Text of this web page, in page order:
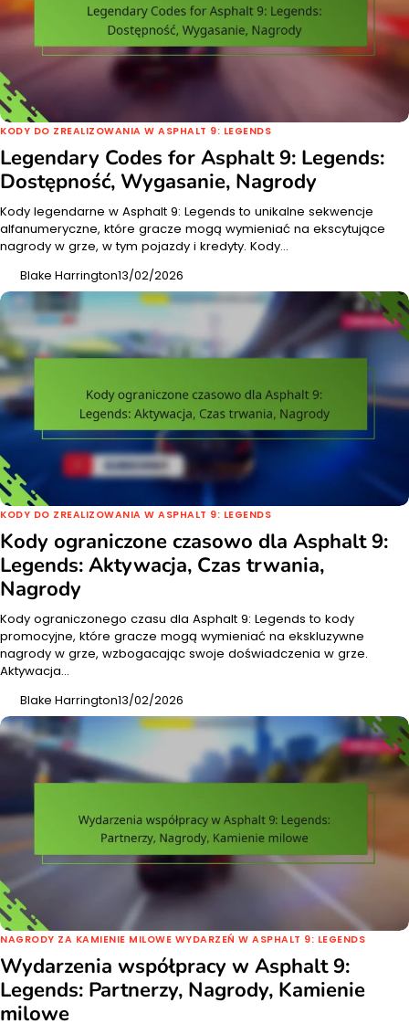
KODY DO ZREALIZOWANIA W ASPHALT 9: LEGENDS
Legendary Codes for Asphalt 9: Legends:
Dostępność, Wygasanie, Nagrody
Kody legendarne w Asphalt 9: Legends to unikalne sekwencje
alfanumeryczne, które gracze mogą wymieniać na ekscytujące
nagrody w grze, w tym pojazdy i kredyty. Kody…
Blake Harrington13/02/2026
KODY DO ZREALIZOWANIA W ASPHALT 9: LEGENDS
Kody ograniczone czasowo dla Asphalt 9:
Legends: Aktywacja, Czas trwania,
Nagrody
Kody ograniczonego czasu dla Asphalt 9: Legends to kody
promocyjne, które gracze mogą wymieniać na ekskluzywne
nagrody w grze, wzbogacając swoje doświadczenia w grze.
Aktywacja…
Blake Harrington13/02/2026
NAGRODY ZA KAMIENIE MILOWE WYDARZEŃ W ASPHALT 9: LEGENDS
Wydarzenia współpracy w Asphalt 9:
Legends: Partnerzy, Nagrody, Kamienie
milowe